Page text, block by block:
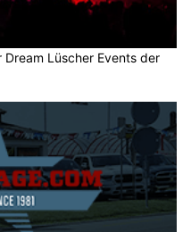
Dream Lüscher Events der